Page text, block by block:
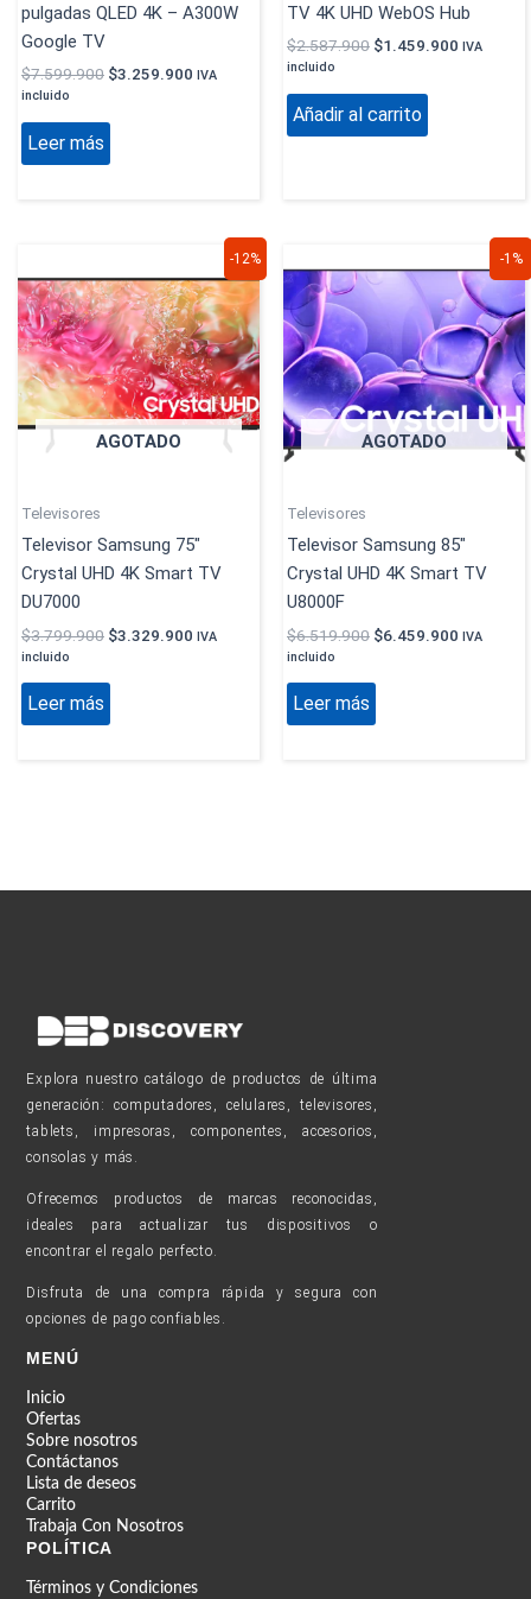
pulgadas QLED 4K – A300W
Google TV
$7.599.900 $3.259.900 IVA
incluido
Leer más
TV 4K UHD WebOS Hub
$2.587.900 $1.459.900 IVA
incluido
Añadir al carrito
-12%
AGOTADO
Televisores
Televisor Samsung 75″
Crystal UHD 4K Smart TV
DU7000
$3.799.900
original
era:
$3.799.900.
$3.329.900
precio
actual
es:
$3.329.900.
IVA
incluido
Leer más
-1%
AGOTADO
Televisores
Televisor Samsung 85″
Crystal UHD 4K Smart TV
U8000F
$6.519.900
precio
original
$6.519.900.
$6.459.900
precio
actual
es:
IVA
incluido
Leer más
Explora nuestro catálogo de productos de última
generación: computadores, celulares, televisores,
tablets, impresoras, componentes, accesorios,
consolas y más.
Ofrecemos productos de marcas reconocidas,
ideales para actualizar tus dispositivos o
encontrar el regalo perfecto.
Disfruta de una compra rápida y segura con
opciones de pago confiables.
MENÚ
Inicio
Ofertas
Sobre nosotros
Contáctanos
Lista de deseos
Carrito
Trabaja Con Nosotros
POLÍTICA
Términos y Condiciones